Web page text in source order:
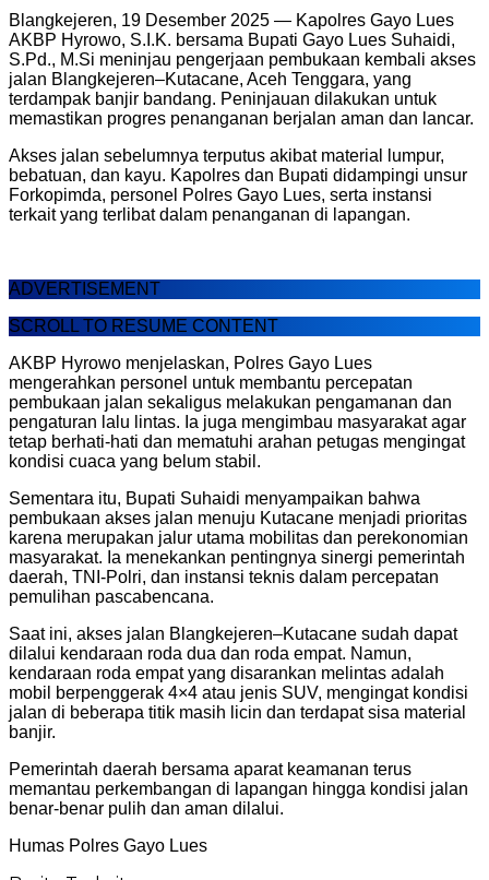
Blangkejeren, 19 Desember 2025 — Kapolres Gayo Lues
AKBP Hyrowo, S.I.K. bersama Bupati Gayo Lues Suhaidi,
S.Pd., M.Si meninjau pengerjaan pembukaan kembali akses
jalan Blangkejeren–Kutacane, Aceh Tenggara, yang
terdampak banjir bandang. Peninjauan dilakukan untuk
memastikan progres penanganan berjalan aman dan lancar.
Akses jalan sebelumnya terputus akibat material lumpur,
bebatuan, dan kayu. Kapolres dan Bupati didampingi unsur
Forkopimda, personel Polres Gayo Lues, serta instansi
terkait yang terlibat dalam penanganan di lapangan.
ADVERTISEMENT
SCROLL TO RESUME CONTENT
AKBP Hyrowo menjelaskan, Polres Gayo Lues
mengerahkan personel untuk membantu percepatan
pembukaan jalan sekaligus melakukan pengamanan dan
pengaturan lalu lintas. Ia juga mengimbau masyarakat agar
tetap berhati-hati dan mematuhi arahan petugas mengingat
kondisi cuaca yang belum stabil.
Sementara itu, Bupati Suhaidi menyampaikan bahwa
pembukaan akses jalan menuju Kutacane menjadi prioritas
karena merupakan jalur utama mobilitas dan perekonomian
masyarakat. Ia menekankan pentingnya sinergi pemerintah
daerah, TNI-Polri, dan instansi teknis dalam percepatan
pemulihan pascabencana.
Saat ini, akses jalan Blangkejeren–Kutacane sudah dapat
dilalui kendaraan roda dua dan roda empat. Namun,
kendaraan roda empat yang disarankan melintas adalah
mobil berpenggerak 4×4 atau jenis SUV, mengingat kondisi
jalan di beberapa titik masih licin dan terdapat sisa material
banjir.
Pemerintah daerah bersama aparat keamanan terus
memantau perkembangan di lapangan hingga kondisi jalan
benar-benar pulih dan aman dilalui.
Humas Polres Gayo Lues